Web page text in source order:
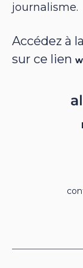
journalisme.
Accédez à
sur ce lien